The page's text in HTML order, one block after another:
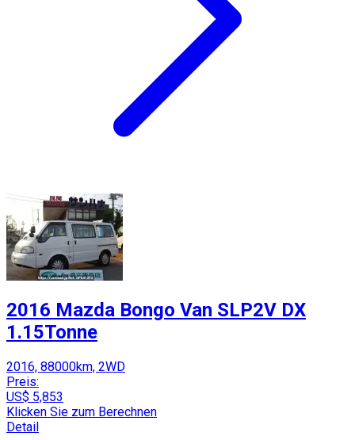
2016 Mazda Bongo Van SLP2V DX
1.15Tonne
2016, 88000km, 2WD
Preis:
US$ 5,853
Klicken Sie zum Berechnen
Detail